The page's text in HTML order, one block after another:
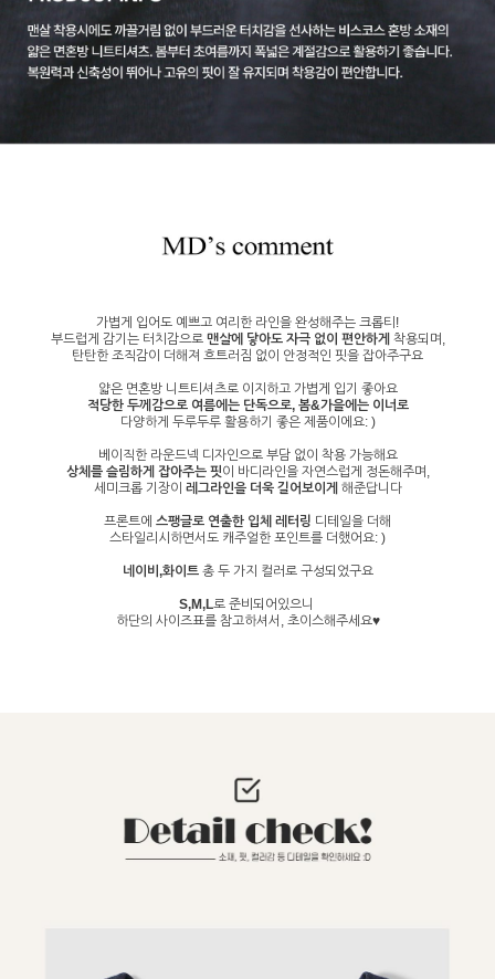
가볍게 입어도 예쁘고 여리한 라인을 완성해주는 크롭티!
부드럽게 감기는 터치감으로 맨살에 닿아도 자극 없이 편안하게 착용되며,
탄탄한 조직감이 더해져 흐트러짐 없이 안정적인 핏을 잡아주구요
얇은 면혼방 니트티셔츠로 이지하고 가볍게 입기 좋아요
적당한 두께감으로 여름에는 단독으로, 봄&가을에는 이너로
다양하게 두루두루 활용하기 좋은 제품이에요: )
베이직한 라운드넥 디자인으로 부담 없이 착용 가능해요
상체를 슬림하게 잡아주는 핏이 바디라인을 자연스럽게 정돈해주며,
세미크롭 기장이 레그라인을 더욱 길어보이게 해준답니다
프론트에 스팽글로 연출한 입체 레터링 디테일을 더해
스타일리시하면서도 캐주얼한 포인트를 더했어요: )
네이비,화이트총 두 가지 컬러로 구성되었구요
S,M,L로 준비되어있으니
하단의 사이즈표를 참고하셔서, 초이스해주세요♥